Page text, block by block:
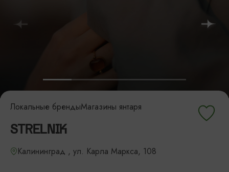
Локальные брендыМагазины янтаря
STRELNIK
Калининград , ул. Карла Маркса, 108